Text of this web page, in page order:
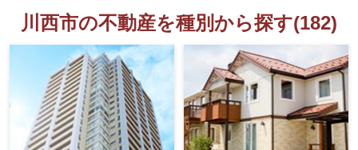
きます。駐車スペースはカ
ーポートが付いており、縦
列2台駐車可能です（車種
による）
箇所に10年間の長期保証
が適用。全区画カースペー
ス2台可能、宅配ボックス
付き。
川西市の不動産を種別から探す(182)